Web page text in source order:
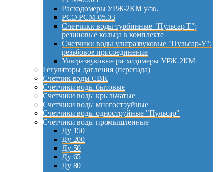
Расходомеры УРЖ-2КМ у/зв.
РСЭ РСМ-05.03
Счетчики воды турбинные "Пульсар Т";
резиновые кольца в комплекте
Счетчики воды ультразвуковые "Пульсар-У";
резьбовое присоединение
Ультразвуковые расходомеры УРЖ-2КМ
Регуляторы давления (перепада)
Счетчик воды СВК
Счетчики воды бытовые
Счетчики воды крыльчатые
Счетчики воды многоструйные
Счетчики воды одноструйные "Пульсар"
Счетчики воды промышленные
Ду 150
Ду 200
Ду 50
Ду 65
Ду 80